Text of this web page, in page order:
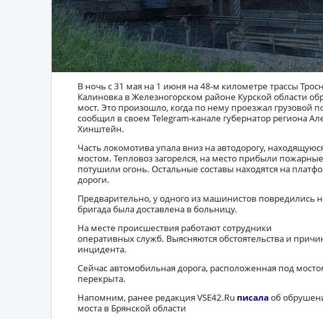
В ночь с 31 мая на 1 июня на 48-м километре трассы
Калиновка в Железногорском районе Курской области
мост. Это произошло, когда по нему проезжал грузовой
сообщил в своем Telegram-канале губернатор региона
Хинштейн.
Часть локомотива упала вниз на автодорогу,
мостом. Тепловоз загорелся, на место прибыли
потушили огонь. Остальные составы находятся на
дороги.
Предварительно, у одного из машинистов повредились
бригада была доставлена в больницу.
На месте происшествия работают сотрудники
оперативных служб. Выясняются обстоятельства и
инцидента.
Сейчас автомобильная дорога, расположенная под
перекрыта.
Напомним, ранее редакция VSE42.Ru писала об
моста в Брянской области